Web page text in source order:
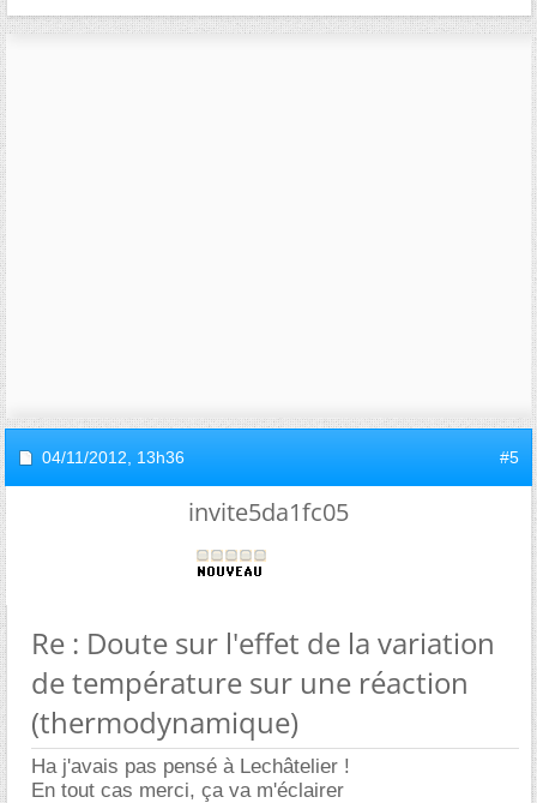
04/11/2012, 13h36 #5
invite5da1fc05
Re : Doute sur l'effet de la variation
de température sur une réaction
(thermodynamique)
Ha j'avais pas pensé à Lechâtelier !
En tout cas merci, ça va m'éclairer